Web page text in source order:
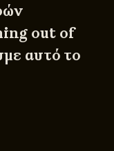
out of
αυτό το